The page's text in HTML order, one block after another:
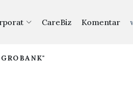
CareBiz Komentar